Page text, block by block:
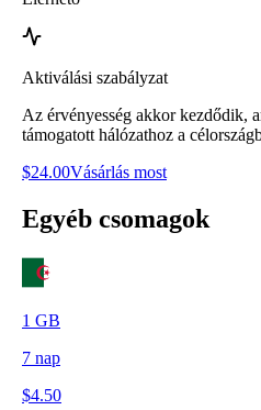
Aktiválási szabályzat
Az érvényesség akkor kezdődik,
támogatott hálózathoz a
$24.00Vásárlás most
Egyéb csomagok
1 GB
7 nap
$4.50